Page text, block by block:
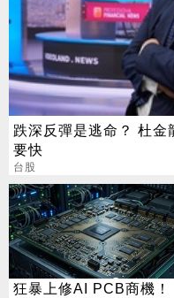
跌深反彈是逃命？ 杜金
要快
台股
狂暴上修AI PCB商機！